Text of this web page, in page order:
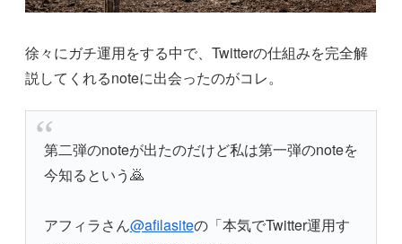
徐々にガチ運用をする中で、Twitterの仕組みを完全解
説してくれるnoteに出会ったのがコレ。
第二弾のnoteが出たのだけど私は第一弾のnoteを
今知るという🙇
アフィラさん@afilasiteの「本気でTwitter運用す